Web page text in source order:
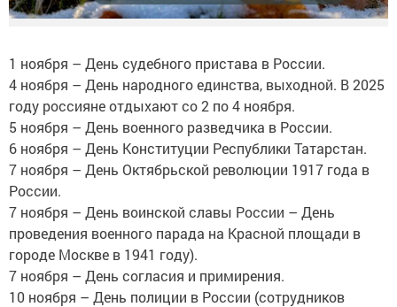
1 ноября – День судебного пристава в России.
4 ноября – День народного единства, выходной. В 2025
году россияне отдыхают со 2 по 4 ноября.
5 ноября – День военного разведчика в России.
6 ноября – День Конституции Республики Татарстан.
7 ноября – День Октябрьской революции 1917 года в
России.
7 ноября – День воинской славы России – День
проведения военного парада на Красной площади в
городе Москве в 1941 году).
7 ноября – День согласия и примирения.
10 ноября – День полиции в России (сотрудников